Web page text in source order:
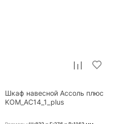
Шкаф навесной Ассоль плюс
KOM_AC14_1_plus